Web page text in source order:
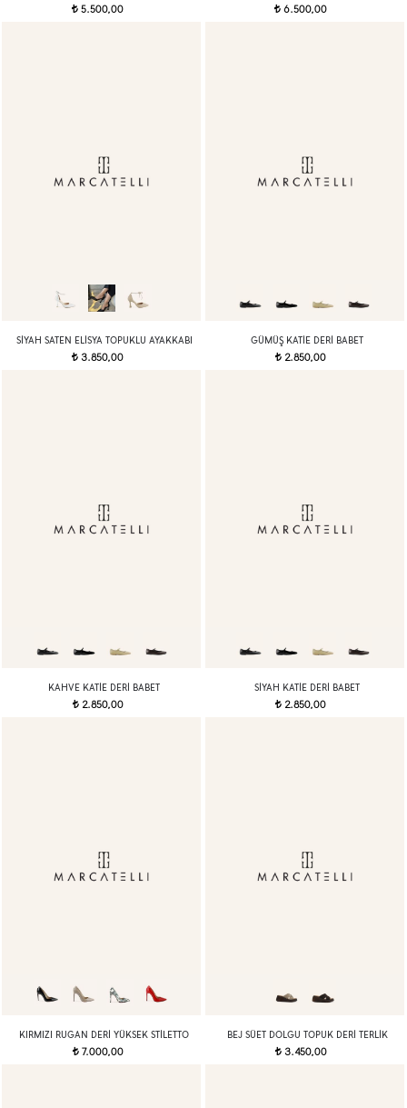
t 5.500,00 t 6.500,00
SIYAH SATEN ELISYA TOPUKLU AYAKKABI
t 3.850,00
GÜMÜŞ KATIE DERI BABET
t 2.850,00
KAHVE KATIE DERI BABET
t2.850,00
SIYAH KATIE DERI BABET
t 2.850,00
KIRMIZI RUGAN DERI YÜKSEK STILETTO
t7.000,00
BEJ SÜET DOLGU TOPUK DERI TERLIK
t3.450,00